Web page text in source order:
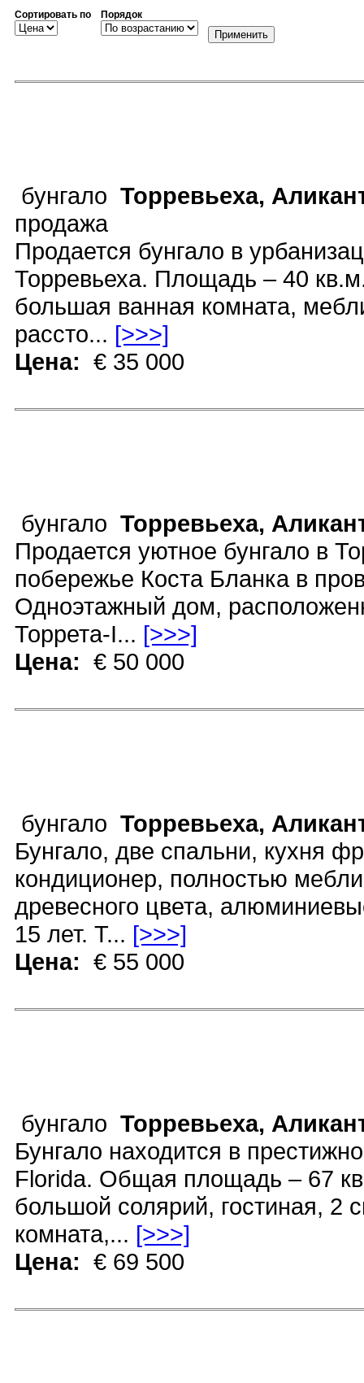
Сортировать по Порядок
бунгало Торревьеха,
продажа
Продается бунгало в
Торревьеха. Площадь – 40
большая ванная комната,
рассто... [>>>]
Цена: € 35 000
бунгало Торревьеха,
Продается уютное бунгало в
побережье Коста Бланка в
Одноэтажный дом,
Торрета-I... [>>>]
Цена: € 50 000
бунгало Торревьеха,
Бунгало, две спальни, кухня
кондиционер, полностью
древесного цвета,
15 лет. Т... [>>>]
Цена: € 55 000
бунгало Торревьеха,
Бунгало находится в
Florida. Общая площадь – 67
большой солярий, гостиная, 2
комната,... [>>>]
Цена: € 69 500